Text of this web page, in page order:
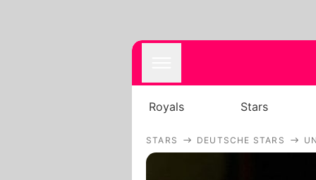
Royals Stars
STARS DEUTSCHE STARS